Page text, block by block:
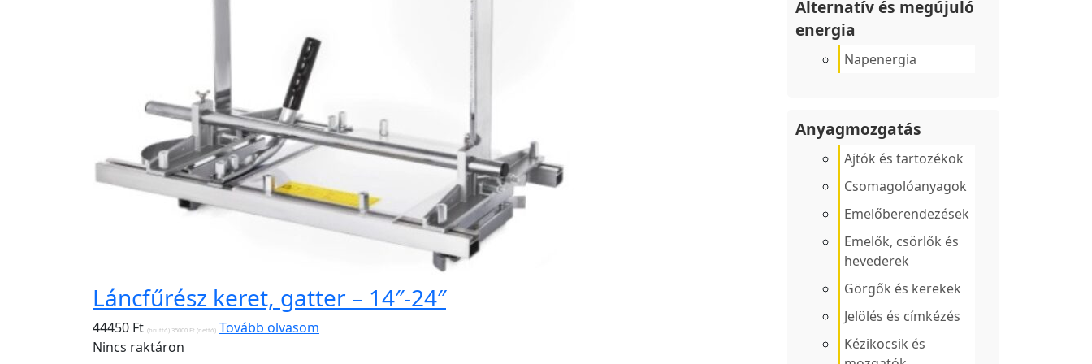
Láncfűrész keret, gatter – 14″-24″
44450 Ft (bruttó) 35000 Ft (nettó) Tovább olvasom
Nincs raktáron
Alternatív és megújuló
energia
Napenergia
Anyagmozgatás
Ajtók és tartozékok
Csomagolóanyagok
Emelőberendezések
Emelők, csörlők és
hevederek
Görgők és kerekek
Jelölés és címkézés
Kézikocsik és